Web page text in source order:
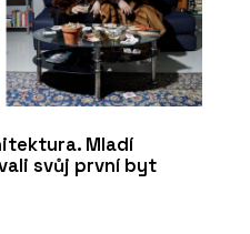
Mladí
svůj první byt